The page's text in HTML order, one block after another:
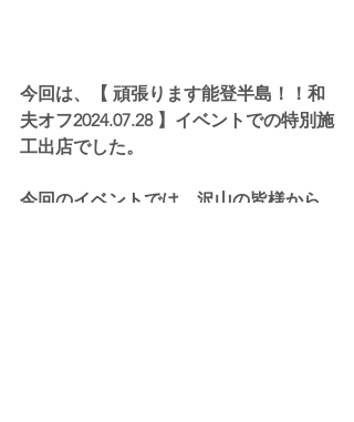
今回は、【 頑張ります能登半島！！和
夫オフ2024.07.28 】イベントでの特別施
工出店でした。
今回のイベントでは、沢山の皆様から